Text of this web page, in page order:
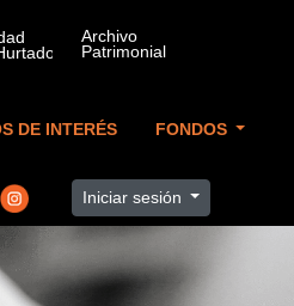
DE INTERÉS FONDOS
Iniciar sesión